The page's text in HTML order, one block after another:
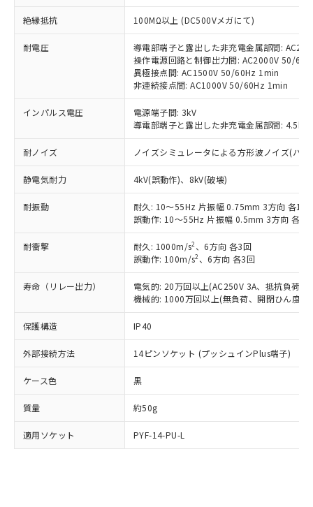
絶縁抵抗 100MΩ以上 (DC500Vメガにて)
耐電圧
導電部端子と露出した非充電金属部間:
操作電源回路と制御出力間: AC2000V 50/
異極接点間: AC1500V 50/60Hz 1min
非連続接点間: AC1000V 50/60Hz 1min
インパルス電圧
電源端子間: 3kV
導電部端子と露出した非充電金属部間: 4.5kV
耐ノイズ ノイズシミュレータによる方形波ノイズ(パ
静電気耐力 4kV(誤動作)、8kV(破壊)
耐振動
耐久: 10～55Hz 片振幅 0.75mm 3方向 各1h
誤動作: 10～55Hz 片振幅 0.5mm 3方向 各
耐衝撃 耐久: 1000m/s2 、6方向 各3回
誤動作: 100m/s2 、6方向 各3回
寿命（リレー出力）
電気的: 20万回以上(AC250V 3A、抵抗負荷
機械的: 1000万回以上(無負荷、開閉ひん度
保護構造 IP40
外部接続方法 14ピンソケット (プッシュインPlus端子)
ケース色 黒
質量 約50g
適用ソケット PYF-14-PU-L
ご利用条件
以下の条件をお読みいただき、同意のうえ
ご利用ください。
本サービスは、当社制御機器事業取扱
商品の当社在庫状況および標準価格
(税抜)を提供させていただくもので
本サービスの対象外となる商品もある
ことをご了承ください。
在庫状況および標準価格照会結果は、
記載している更新日時点での社内デー
タに基づき作成されるものであり、閲
覧された時点での実際の在庫および標
準価格とは異なる場合があることをご
了承ください。
正式な納期状況および標準価格はお客
様のお取引先、またはお客様担当のオ
ムロン制御機器販売店・当社販売員に
ご相談ください。
オムロン制御機器販売店や当社販売拠
販売ネットワーク
」をご確認
在庫状況および標準価格結果を当社の
事前の承諾なく第三者に漏洩または開
示しないようお願いします。
マイパーツ機能（部品リスト作成サー
対応予定：EU RoHS指令（10物質）の非含
有に対応した製品に切り替える予定のある
対応予定なし：EU RoHS指令（10物質）の
非含有に非対応の商品で、対応品を出す予
定はありません。
調査・確認中：EU RoHS指令（10物質）の
非含有の対応状況を調査中または確認中の
非該当品：ライセンス料など無形物で、有
害物質有無と関係のない商品です。
仕入先様の事情により、非含有部品として
いたものが、含有品と判明した場合などや
ミウム(Cd) 100ppm以下、
六価クロム(Cr(Ⅵ)) 1000ppm以下、ポリ臭化ビフェニル
(PBDE) 1000ppm以下、フタル酸ビス(2-エチルヘキシ
ル) (DEHP)(別名：DOP) 1000ppm以下、フタル酸ブチ
ルベンジル（BBP） 1000ppm以下、フタル酸ジブチル
（DBP） 1000ppm以下、フタル酸ジイソブチル
(DIBP) 1000ppm以下
但し、RoHS指令で産業用監視および制御機器に対する
適用除外項目は除く。
フタル酸エステル類の４物質については閾値を超える意
※2 対応予定月
部品在庫の切り替え状況などにより、予定
月が前後することがあります。
※1 中国RoHS○×表
「○」：最大均質材料含有率が中国RoHSの
基準値以下であることを示します。
「×」：最大均質材料含有率が中国RoHSの
基準値を超えていることを示します。
「－」：未確認です。当社販売部門へお問
い合わせください。
*中国RoHS10物質の基準値 (GB/T26572)：
Pb(鉛) :1000ppm、 Hg(水銀) : 1000ppm、 Cd(カドミウ
Cr(Ⅵ)(六価クロム) : 1000ppm、 PBBs(ポリ臭化ビフェ
ニル類) : 1000ppm、 PBDEs(ポリ臭化ジフェニルエーテ
ル類) : 1000ppm、
DBP(フタル酸ジブチル) : 1000ppm、 DIBP(フタル酸ジ
イソブチル) : 1000ppm、 BBP(フタル酸ブチルベンジ
ル) : 1000ppm、
※2 環境保護使用期限
「ｅ」：有害物質（10物質）のすべてが基
準値以下であることを示します。
「10」：通常の使用状況下において有害物
質が外部に漏えいし、環境に深刻な影響を
当社は、これら貴社製品のうち、外国
為替および外国貿易法に定める商品
（以下｢規制貨物等」という）を輸出
または国外への提供する場合は、日本
国政府の輸出許可(または役務取引許
可)を取得するなどの必要な手続きを
とります。
当社は規制貨物を破棄する場合は、完
全に破砕するなど、違法に輸出されな
当社は貴社製品を、核兵器、ミサイ
ル、化学兵器、生物兵器またはその他
武器並びにこれらの製造装置等に一切
使用いたしません。
当社は、貴社製品を第三者に販売する
場合は、上記1、2および3の内容を当
該第三者に通知します。また当社は、
販売先および販売に係わる関係者が違
法に輸出するおそれがある場合は、取
○ 一定数以上の在庫あり
一定数には満たないが在庫あり
－
在庫なし(最新の在庫状況につ
いては、お客様のお取引先、ま
たはお客様担当のオムロン制御
機器販売店・当社販売員にご確
認ください)
空
受注生産機種、また在庫状況の